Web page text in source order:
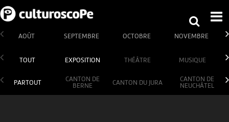
AOÛT SEPTEMBRE OCTOBRE NOVEMBRE
TOUT EXPOSITION THÉÂTRE MUSIQUE
PARTOUT
CANTON DE
BERNE
CANTON DU JURA
CANTON DE
NEUCHÂTEL